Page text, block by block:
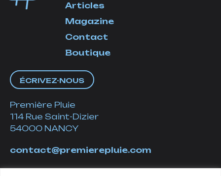
Articles
Magazine
Contact
Boutique
ÉCRIVEZ-NOUS
Première Pluie
114 Rue Saint-Dizier
54000 NANCY
contact@premierepluie.com